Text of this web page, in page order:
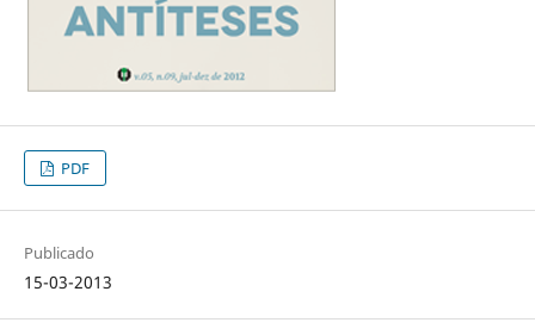
PDF
Publicado
15-03-2013